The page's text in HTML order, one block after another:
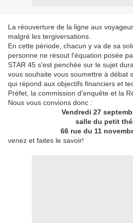
La réouverture de la ligne aux
malgré les tergiversations.
En cette période, chacun y va de sa
personne ne résout l'équation posée
STAR 45 s'est penchée sur le sujet
vous souhaite vous soumettre à débat
qui répond aux objectifs financiers et
Préfet, la commission d'enquête et la
Nous vous convions donc :
Vendredi 27
salle du petit
66 rue du 11
venez et faites le savoir!